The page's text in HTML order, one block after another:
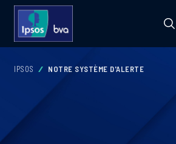
IPSOS NOTRE SYSTÈME D'ALERTE